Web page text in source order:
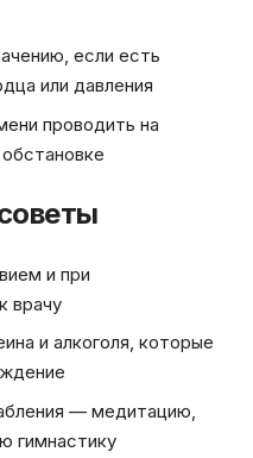
если есть
или давления
проводить на
и при
врачу
и алкоголя, которые
— медитацию,
гимнастику